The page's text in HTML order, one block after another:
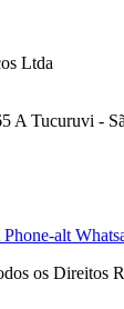
Ltda
A Tucuruvi -
Phone-alt
os Direitos